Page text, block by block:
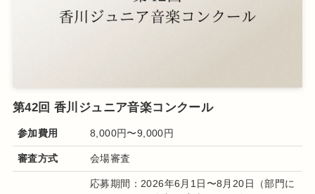
第42回 香川ジュニア音楽コンクール
参加費用 8,000円〜9,000円
審査方式 会場審査
応募期間：2026年6月1日〜8月20日（部門に